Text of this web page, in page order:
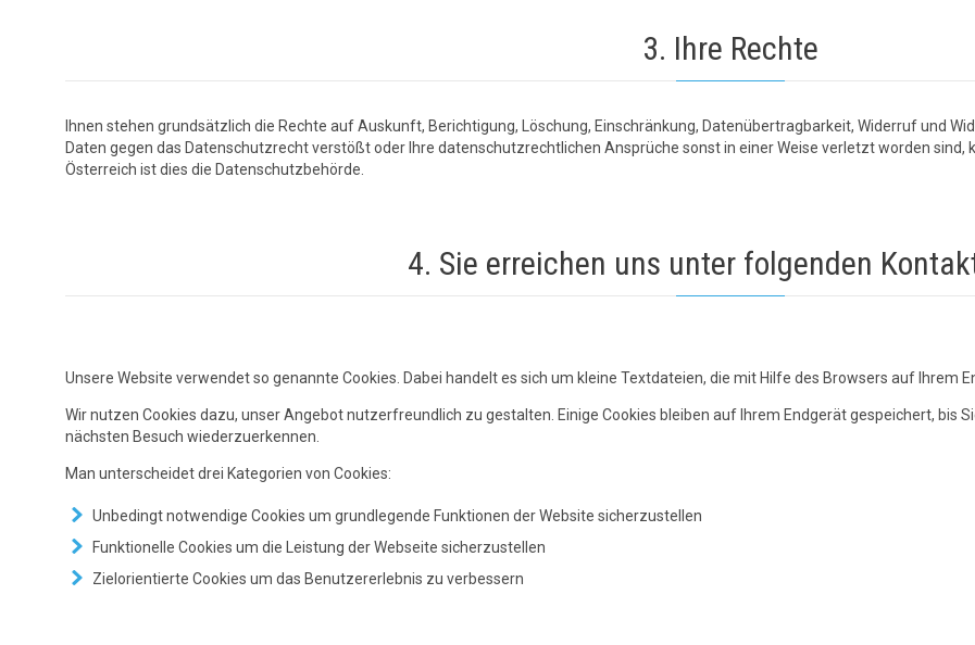
3. Ihre Rechte
Ihnen stehen grundsätzlich die Rechte auf Auskunft, Berichtigung, Löschung, Einschränkung, Datenübertragbarkeit, Widerruf und
Daten gegen das Datenschutzrecht verstößt oder Ihre datenschutzrechtlichen Ansprüche sonst in einer Weise verletzt worden sind,
Österreich ist dies die Datenschutzbehörde.
4. Sie erreichen uns unter folgenden
Unsere Website verwendet so genannte Cookies. Dabei handelt es sich um kleine Textdateien, die mit Hilfe des Browsers auf Ihrem
Wir nutzen Cookies dazu, unser Angebot nutzerfreundlich zu gestalten. Einige Cookies bleiben auf Ihrem Endgerät gespeichert, bis
nächsten Besuch wiederzuerkennen.
Man unterscheidet drei Kategorien von Cookies:
Unbedingt notwendige Cookies um grundlegende Funktionen der Website sicherzustellen
Funktionelle Cookies um die Leistung der Webseite sicherzustellen
Zielorientierte Cookies um das Benutzererlebnis zu verbessern